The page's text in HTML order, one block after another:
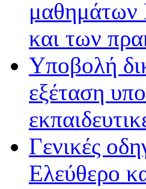
μαθημάτων
και των
Υποβολή
εξέταση
Γενικές
Ελεύθερο